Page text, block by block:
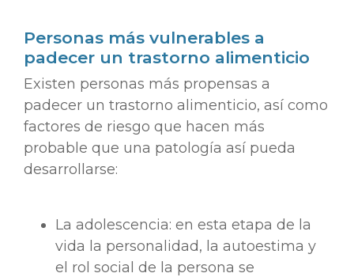
Personas más vulnerables a
padecer un trastorno alimenticio
Existen personas más propensas a
padecer un trastorno alimenticio, así como
factores de riesgo que hacen más
probable que una patología así pueda
desarrollarse:
La adolescencia: en esta etapa de la
vida la personalidad, la autoestima y
el rol social de la persona se